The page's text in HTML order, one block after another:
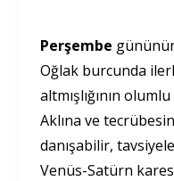
Perşembe
Oğlak burcunda
altmışlığının
Aklına ve
danışabilir,
Venüs-Satürn